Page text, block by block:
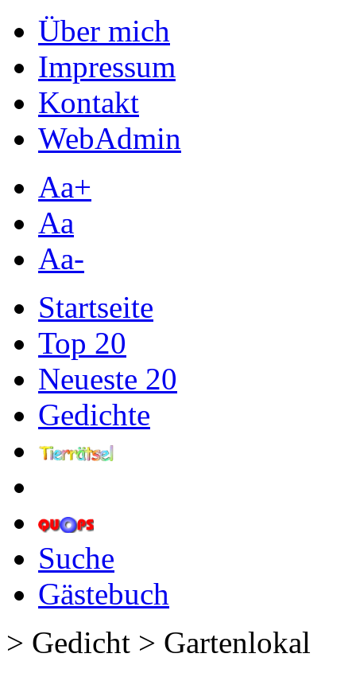
Über mich
Impressum
Kontakt
WebAdmin
Aa+
Aa
Aa-
Startseite
Top 20
Neueste 20
Gedichte
Suche
Gästebuch
> Gedicht > Gartenlokal